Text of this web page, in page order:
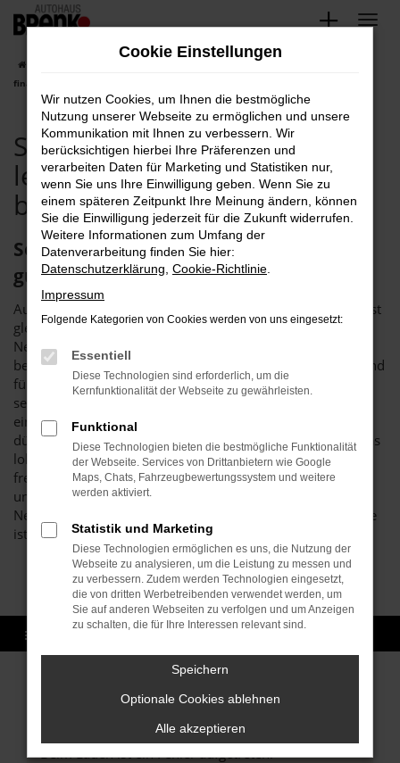
Zum
springen
Seat Leon Tageszulassung leasen,
finanzieren exklusiv bei Ihrem Seat Händler
Seat Leon Tageszulassung
leasen, finanzieren exklusiv
bei Ihrem Seat Händler
Seat Leon Tageszulassung – neu, aber
günstig
Autokauf der klugen Art – eine Seat Leon Tageszulassung ist
gleichzeitig günstig und ermöglicht das Einsteigen in einen
Neuwagen. Diese Besonderheit ist dadurch möglich, dass
bereits konfigurierte und vorhandene Fahrzeuge kurzerhand
für exakt einen Tag zugelassen werden. Die Vorgaben
seitens der Hersteller, die für Neuwagen gelten, sind bei
einer Seat Leon Tageszulassung außer Kraft und die Preise
dürfen von Ihrem Autohaus Brenk frei gewählt werden. Das
lohnt sich, denn wir gewähren großzügige Rabatte und
freuen uns darüber, wenn Sie glücklich und zufrieden
unterwegs sind. Jede Seat Leon Tageszulassung ist ein
Neuwagen und keines der von uns angebotenen Fahrzeuge
ist auch nur einen einzigen Kilometer gefahren worden.
Fehler: Network Error
Beim Laden ist ein Fehler aufgetreten.
Cookie Einstellungen
Wir nutzen Cookies, um Ihnen die bestmögliche
Nutzung unserer Webseite zu ermöglichen und unsere
Kommunikation mit Ihnen zu verbessern. Wir
berücksichtigen hierbei Ihre Präferenzen und
verarbeiten Daten für Marketing und Statistiken nur,
wenn Sie uns Ihre Einwilligung geben. Wenn Sie zu
einem späteren Zeitpunkt Ihre Meinung ändern, können
Sie die Einwilligung jederzeit für die Zukunft widerrufen.
Weitere Informationen zum Umfang der
Datenverarbeitung finden Sie hier:
Datenschutzerklärung Cookie-Richtlinie
Impressum
Folgende Kategorien von Cookies werden von uns eingesetzt:
Essentiell
Diese Technologien sind erforderlich, um die
Kernfunktionalität der Webseite zu gewährleisten.
Funktional
Diese Technologien bieten die bestmögliche Funktionalität
der Webseite. Services von Drittanbietern wie Google
Maps, Chats, Fahrzeugbewertungssystem und weitere
werden aktiviert.
Statistik und Marketing
Diese Technologien ermöglichen es uns, die Nutzung der
Webseite zu analysieren, um die Leistung zu messen und
zu verbessern. Zudem werden Technologien eingesetzt,
die von dritten Werbetreibenden verwendet werden, um
Sie auf anderen Webseiten zu verfolgen und um Anzeigen
zu schalten, die für Ihre Interessen relevant sind.
Speichern
Optionale Cookies ablehnen
Alle akzeptieren